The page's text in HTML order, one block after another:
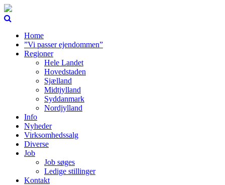
Home
”Vi passer ejendommen”
Regioner
Hele Landet
Hovedstaden
Sjælland
Midtjylland
Syddanmark
Nordjylland
Info
Nyheder
Virksomhedssalg
Diverse
Job
Job søges
Ledige stillinger
Kontakt